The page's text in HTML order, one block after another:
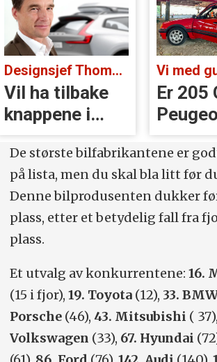
Designsjef Thomas Ingenlath:
Vil ha tilbake
knappene i
Volvoer
Er 205
beste
De største bilfabrikantene er
på lista, men du skal bla litt før
Denne bilprodusenten dukker
plass, etter et betydelig fall fra
plass.
Et utvalg av konkurrentene: 16.
(15 i fjor), 19. Toyota(12), 33.
Porsche(46), 43. Mitsubishi ( 37),
Volkswagen (33), 67. Hyundai